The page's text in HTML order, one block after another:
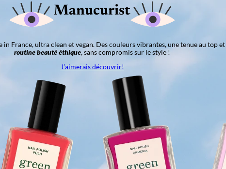
Manucurist
in France, ultra clean et vegan. Des couleurs vibrantes, une tenue au top et
routine beauté éthique, sans compromis sur le style !
J’aimerais découvrir!